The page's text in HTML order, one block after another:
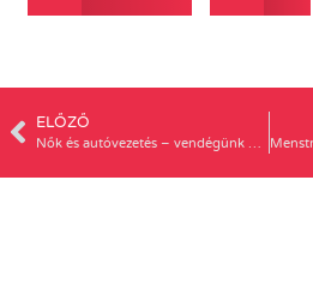
ELŐZŐ
Nők és autóvezetés – vendégünk Békés Dóra autósoktató | Nőkért Podcast #6